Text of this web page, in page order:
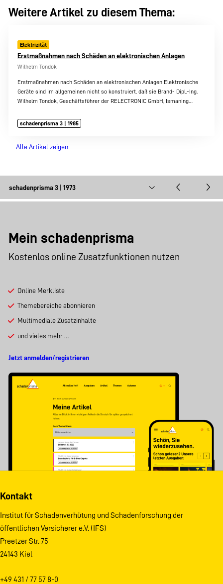
Weitere Artikel zu diesem Thema:
Elektrizität
Erstmaßnahmen nach Schäden an elektronischen Anlagen
Wilhelm Tondok
Erstmaßnahmen nach Schäden an elektronischen Anlagen Elektronische
Geräte sind im allgemeinen nicht so konstruiert, daß sie Brand- Dipl.-Ing.
Wilhelm Tondok, Geschäftsführer der RELECTRONIC GmbH, Ismaning…
schadenprisma 3 | 1985
Alle Artikel zeigen
Mein schadenprisma
Kostenlos online Zusatzfunktionen nutzen
Online Merkliste
Themebereiche abonnieren
Multimediale Zusatzinhalte
und vieles mehr …
Jetzt anmelden/registrieren
Kontakt
Institut für Schadenverhütung und Schadenforschung der
öffentlichen Versicherer e.V. (IFS)
Preetzer Str. 75
24143 Kiel
+49 431 / 77 57 8-0